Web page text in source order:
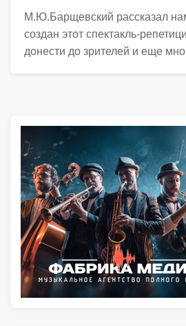
М.Ю.Барщевский рассказал
создан этот спектакль-
донести до зрителей и еще